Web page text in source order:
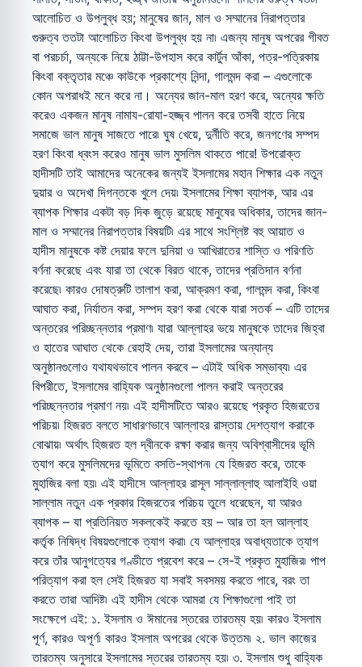
আলোচিত ও উপলুব্ধ হয়; মানুষের জান, মাল ও সম্মানের নিরাপত্তার
গুরুত্ব ততটা আলোচিত কিংবা উপলুব্ধ হয় না৷ এজন্য মানুষ অপরের গীবত
বা পরচর্চা, অন্যকে নিয়ে ঠাট্টা-উপহাস করে কার্টুন আঁকা, পত্র-পত্রিকায়
কিংবা বক্তৃতার মঞ্চে কাউকে প্রকাশ্যে নিন্দা, গালমন্দ করা – এগুলোকে
কোন অপরাধই মনে করে না। অন্যের জান-মাল হরণ করে, অন্যের ক্ষতি
করেও একজন মানুষ নামায-রোযা-হজ্জ্ব পালন করে তসবী হাতে নিয়ে
সমাজে ভাল মানুষ সাজতে পারে৷ ঘুষ খেয়ে, দুর্নীতি করে, জনগণের সম্পদ
হরণ কিংবা ধ্বংস করেও মানুষ ভাল মুসলিম থাকতে পারে! উপরোক্ত
হাদীসটি তাই আমাদের অনেকের জন্যই ইসলামের মহান শিক্ষার এক নতুন
দুয়ার ও অদেখা দিগন্তকে খুলে দেয়৷ ইসলামের শিক্ষা ব্যাপক, আর এর
ব্যাপক শিক্ষার একটা বড় দিক জুড়ে রয়েছে মানুষের অধিকার, তাদের জান-
মাল ও সম্মানের নিরাপত্তার বিষয়টি৷ এর সাথে সংশ্লিষ্ট বহু আয়াত ও
হাদীস মানুষকে কষ্ট দেয়ার ফলে দুনিয়া ও আখিরাতের শাস্তি ও পরিণতি
বর্ণনা করেছে এবং যারা তা থেকে বিরত থাকে, তাদের প্রতিদান বর্ণনা
করেছে৷ কারও দোষত্রুটি তালাশ করা, আক্রমণ করা, গালমন্দ করা, কিংবা
আঘাত করা, নির্যাতন করা, সম্পদ হরণ করা থেকে যারা সতর্ক – এটি তাদের
অন্তরের পরিচ্ছন্নতার প্রমাণ৷ যারা আল্লাহর ভয়ে মানুষকে তাদের জিহ্বা
ও হাতের আঘাত থেকে রেহাই দেয়, তারা ইসলামের অন্যান্য
অনুষ্ঠানগুলোও যথাযথভাবে পালন করবে – এটাই অধিক সম্ভাব্য৷ এর
বিপরীতে, ইসলামের বাহ্যিক অনুষ্ঠানগুলো পালন করাই অন্তরের
পরিচ্ছন্নতার প্রমাণ নয়৷ এই হাদীসটিতে আরও রয়েছে প্রকৃত হিজরতের
পরিচয়৷ হিজরত বলতে সাধারণভাবে আল্লাহর রাস্তায় দেশত্যাগ করাকে
বোঝায়৷ অর্থাৎ হিজরত হল দ্বীনকে রক্ষা করার জন্য অবিশ্বাসীদের ভূমি
ত্যাগ করে মুসলিমদের ভূমিতে বসতি-স্থাপন৷ যে হিজরত করে, তাকে
মুহাজির বলা হয়৷ এই হাদীসে আল্লাহর রাসূল সাল্লাল্লাহু আলাইহি ওয়া
সাল্লাম নতুন এক প্রকার হিজরতের পরিচয় তুলে ধরেছেন, যা আরও
ব্যাপক – যা প্রতিনিয়ত সকলকেই করতে হয় – আর তা হল আল্লাহ
কর্তৃক নিষিদ্ধ বিষয়গুলোকে ত্যাগ করা৷ যে আল্লাহর অবাধ্যতাকে ত্যাগ
করে তাঁর আনুগত্যের গণ্ডীতে প্রবেশ করে – সে-ই প্রকৃত মুহাজির৷ পাপ
পরিত্যাগ করা হল সেই হিজরত যা সবাই সবসময় করতে পারে, বরং তা
করতে তারা আদিষ্ট৷ এই হাদীস থেকে আমরা যে শিক্ষাগুলো পাই তা
সংক্ষেপে এই: ১. ইসলাম ও ঈমানের স্তরের তারতম্য হয়৷ কারও ইসলাম
পূর্ণ, কারও অপূর্ণ৷ কারও ইসলাম অপরের থেকে উত্তম৷ ২. ভাল কাজের
তারতম্য অনুসারে ইসলামের স্তরের তারতম্য হয়৷ ৩. ইসলাম শুধু বাহ্যিক